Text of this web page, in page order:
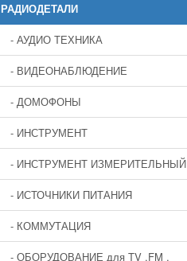
РАДИОДЕТАЛИ
- АУДИО ТЕХНИКА
- ВИДЕОНАБЛЮДЕНИЕ
- ДОМОФОНЫ
- ИНСТРУМЕНТ
- ИНСТРУМЕНТ ИЗМЕРИТЕЛЬНЫЙ
- ИСТОЧНИКИ ПИТАНИЯ
- КОММУТАЦИЯ
- ОБОРУДОВАНИЕ для TV ,FM ,